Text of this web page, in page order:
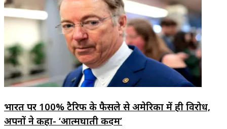
भारत पर 100% टैरिफ के फैसले से अमेरिका में ही विरोध,
अपनों ने कहा- ‘आत्मघाती कदम’